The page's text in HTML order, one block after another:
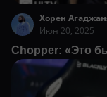
Хорен
Июн 20, 2025
Chopper: «Это